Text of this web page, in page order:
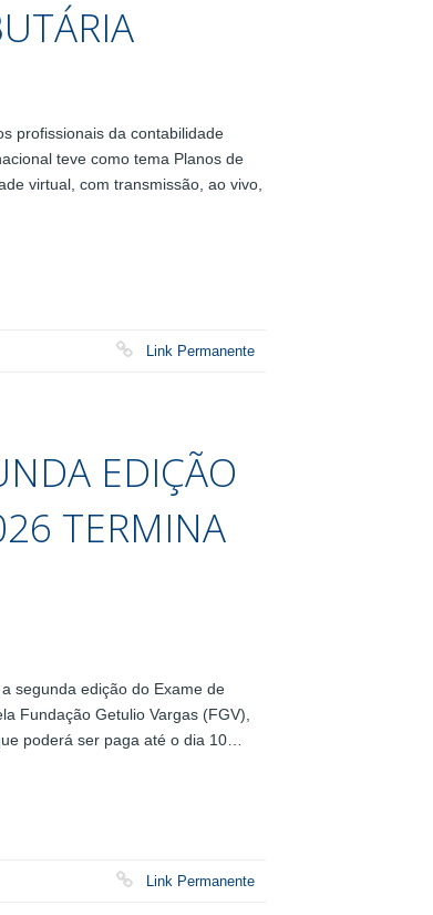
profissionais da contabilidade
teve como tema Planos de
virtual, com transmissão, ao vivo,
Link Permanente
EDIÇÃO
TERMINA
segunda edição do Exame de
Fundação Getulio Vargas (FGV),
poderá ser paga até o dia 10…
Link Permanente